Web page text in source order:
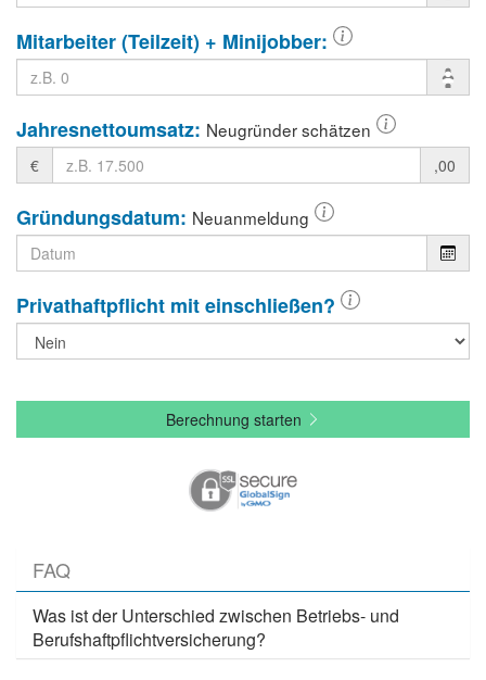
Mitarbeiter (Teilzeit) + Minijobber:
Jahresnettoumsatz: Neugründer schätzen
€ ,00
Gründungsdatum: Neuanmeldung
Privathaft­pflicht mit einschließen?
Berechnung starten
FAQ
Was ist der Unterschied zwischen Betriebs- und
Berufshaftpflichtversicherung?